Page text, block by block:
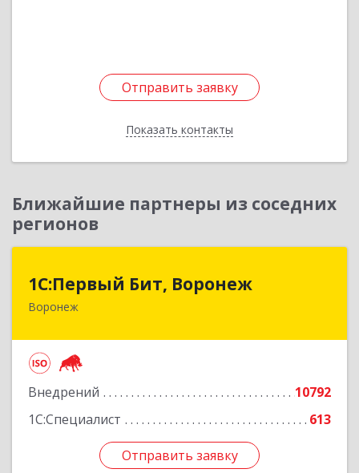
Отправить заявку
Показать контакты
Отправить заявку
Назад
Ближайшие партнеры из соседних
регионов
1С:Первый Бит, Воронеж
Воронеж
Внедрений
10792
1С:Специалист
613
Отправить заявку
1С:Первый Бит, Воронеж
394006, Воронежская обл, Воронеж г, 20-летия
Отправить заявку